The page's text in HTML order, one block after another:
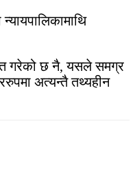
गरेको छ नै, यसले समग्र
अत्यन्तै तथ्यहीन